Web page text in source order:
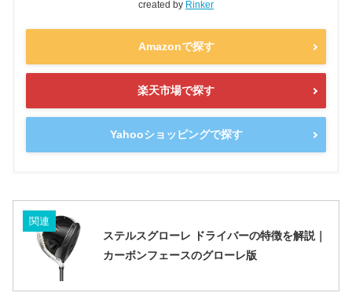
created by Rinker
Amazonで探す
楽天市場で探す
Yahooショッピングで探す
関連
ステルスグローレ ドライバーの特徴を解説｜
カーボンフェースのグローレ版